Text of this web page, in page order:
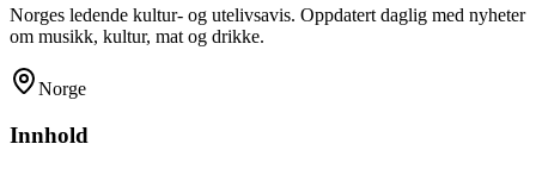
Norges ledende kultur- og utelivsavis. Oppdatert daglig med nyheter
om musikk, kultur, mat og drikke.
Norge
Innhold